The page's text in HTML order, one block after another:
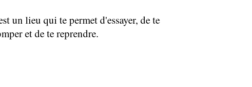
un lieu qui te permet d'essayer, de te
et de te reprendre.